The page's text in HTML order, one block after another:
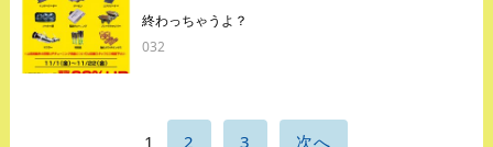
終わっちゃうよ？
032
1 2 3 次へ